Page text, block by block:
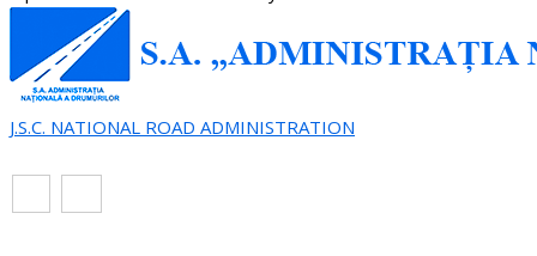
J.S.C. NATIONAL ROAD ADMINISTRATION